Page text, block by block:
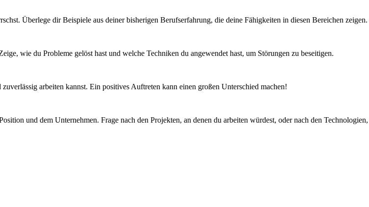
Überlege dir Beispiele aus deiner bisherigen Berufserfahrung, die deine Fähigkeiten in diesen Bereichen zeigen.
wie du Probleme gelöst hast und welche Techniken du angewendet hast, um Störungen zu beseitigen.
arbeiten kannst. Ein positives Auftreten kann einen großen Unterschied machen!
und dem Unternehmen. Frage nach den Projekten, an denen du arbeiten würdest, oder nach den Technologien,